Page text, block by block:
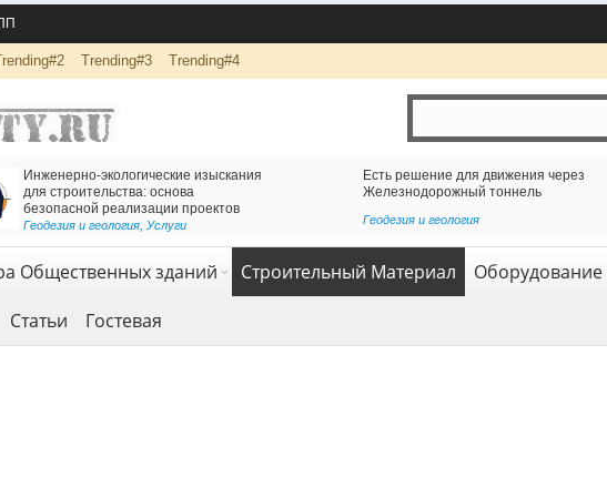
Trending#3 Trending#4
решение для движения через
тоннель
и геология
Логистика и комплексная перевозка грузов с
компанией АВАС ГРУПП
Транспорт и логистика,Услуги
Общественных зданий Строительный Материал
Оборудование
Статьи Гостевая